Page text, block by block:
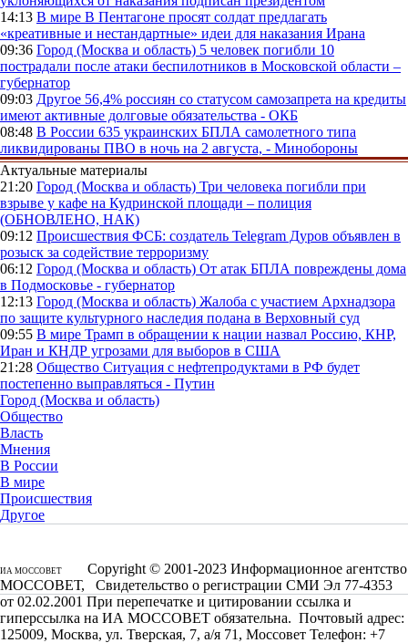
14:13 В мире В Пентагоне просят солдат предлагать
«креативные и нестандартные» идеи для наказания Ирана
09:36 Город (Москва и область) 5 человек погибли 10
пострадали после атаки беспилотников в Московской области –
губернатор
09:03 Другое 56,4% россиян со статусом самозапрета на кредиты
имеют активные долговые обязательства - ОКБ
08:48 В России 635 украинских БПЛА самолетного типа
ликвидированы ПВО в ночь на 2 августа, - Минобороны
Актуальные материалы
21:20 Город (Москва и область) Три человека погибли при
взрыве у кафе на Кудринской площади – полиция
(ОБНОВЛЕНО, НАК)
09:12 Происшествия ФСБ: создатель Telegram Дуров объявлен в
розыск за содействие терроризму
06:12 Город (Москва и область) От атак БПЛА повреждены дома
в Подмосковье - губернатор
12:13 Город (Москва и область) Жалоба с участием Архнадзора
по защите культурного наследия подана в Верховный суд
09:55 В мире Трамп в обращении к нации назвал Россию, КНР,
Иран и КНДР угрозами для выборов в США
21:28 Общество Ситуация с нефтепродуктами в РФ будет
постепенно выправляться - Путин
Город (Москва и область)
Общество
Власть
Мнения
В России
В мире
Происшествия
Другое
ИА МОССОВЕТ
Copyright © 2001-2023 Информационное агентство
МОССОВЕТ, Свидетельство о регистрации СМИ Эл 77-4353
от 02.02.2001 При перепечатке и цитировании ссылка и
гиперссылка на ИА МОССОВЕТ обязательна. Почтовый адрес:
125009, Москва, ул. Тверская, 7, а/я 71, Моссовет Телефон: +7